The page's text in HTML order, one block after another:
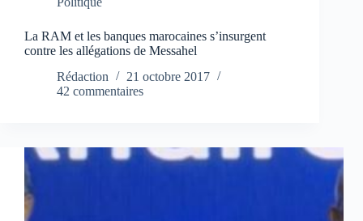
La RAM et les banques marocaines s’insurgent
contre les allégations de Messahel
Rédaction
21 octobre 2017
42 commentaires